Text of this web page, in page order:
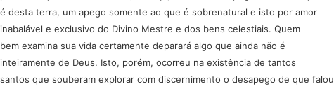
é desta terra, um apego somente ao que é sobrenatural e isto por amor
inabalável e exclusivo do Divino Mestre e dos bens celestiais. Quem
bem examina sua vida certamente deparará algo que ainda não é
inteiramente de Deus. Isto, porém, ocorreu na existência de tantos
santos que souberam explorar com discernimento o desapego de que falou